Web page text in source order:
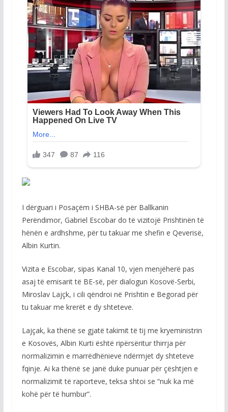
I dërguari i Posaçëm i SHBA-së për Ballkanin
Perëndimor, Gabriel Escobar do të vizitojë Prishtinën të
hënën e ardhshme, për tu takuar me shefin e Qeverisë,
Albin Kurtin.
Vizita e Escobar, sipas Kanal 10, vjen menjëherë pas
asaj të emisarit të BE-së, për dialogun Kosovë-Serbi,
Miroslav Lajçk, i cili qëndroi në Prishtin e Begorad për
tu takuar me krerët e dy shteteve.
Lajçak, ka thënë se gjatë takimit të tij me kryeministrin
e Kosovës, Albin Kurti është ripërsëritur thirrja për
normalizimin e marrëdhënieve ndërmjet dy shteteve
fqinje. Ai ka thënë se janë duke punuar për çështjen e
normalizimit të raporteve, teksa shtoi se “nuk ka më
kohë për të humbur”.